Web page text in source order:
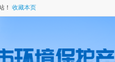
！ 收藏本页